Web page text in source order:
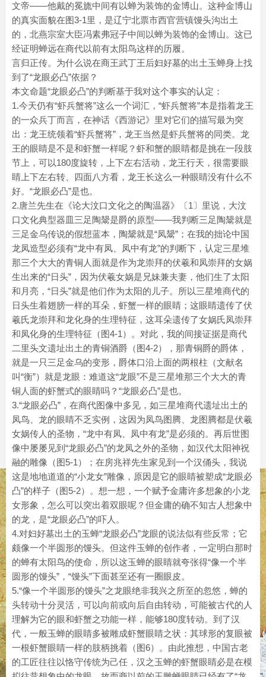
文帝——他戴的冕旒中间有以蝉为装饰的金博山。这种金博山
的真实面貌在图3-1里，是辽宁北票市西官营镇馒头沟出土
的，北燕宗室大臣冯素弗冠子中间以蝉为装饰的金博山。这已
经证明蝉远在商代以前有太阳鸟这样的历履。
言归正传。为什么说在商王武丁王后妇好墓的出土玉蝉身上找
到了“龙眼必凸”依据？
本文命题“龙眼必凸”的判断基于我对这个事实的认定：
1.今天仍有“虾兵蟹将”这么一个词汇，“虾兵蟹将”本是指着龙王
的一众兵丁而言，在神话《西游记》里对它们的描写最为突
出：龙王统领着“虾兵蟹将”，龙王当然是虾兵蟹将的同类。龙
王的眼睛是不是和虾蟹一样呢？虾和蟹的眼睛都是挑在一段肢
节上，可以180度旋转，上下左右活动，龙王行天，很需要眼
睛上下左右转、四面八方看，龙王长这么一种眼睛没有什么不
好。“龙眼必凸”是也。
2.唐兰先生在《论大汶口文化之的陶温器》〔1〕里说，大汶
口文化典型器皿三足陶鬶是爵的原型——我判断三足陶鬶就是
三足金乌传说的假想蓝本，陶鬶就是“凤鬶”；在我的拙论中国
龙凤造型必须有“龙中有凤、凤中有龙”的判断下，认定三星堆
那三个大大的青铜人面就是作为龙崇拜的伏羲和凤崇拜的女娲
生出来的“日头”，因为伏羲女娲是兄妹兼夫妻，他们生了太阳
和月亮，“日头”就是他们作为太阳的儿子。所以三星堆商代的
日头生着翅膀一样的耳朵，虾蟹一样的眼睛；这眼睛遗传了伏
羲氏龙崇拜和龙化身的生理特征，这耳朵遗传了女娲氏凤崇拜
和凤化身的生理特征（图4-1）。对此，我的间接证据是商代
二里头文遗址出土的青铜酒爵（图4-2），那青铜爵的爵体，
就是一只三足金乌的变形，爵体口沿上面的两根柱（文献名
叫“衡”）就是龙眼：难道这“龙眼”不是三星堆那三个大大的青
铜人面的虾蟹式的眼睛吗？“龙眼必凸”是也。
3.“龙眼必凸”，在商代图像中多见，如三星堆商代遗址出土的
凤鸟、龙的眼睛不乏实例，这因为凤鸟图腾、龙图腾都是伏羲
女娲传人的圣物，“龙中有凤、凤中有龙”是必须的。再后世图
像中屡屡见到“龙眼必凸”的龙凤之外的圣物，如汉代太阳神祝
融的雕像（图5-1）；在房兆祥先生家见到一个汉俑头，我说
这是地地道道的“小龙女”雕像，原因是它的眼睛被塑成“龙眼必
凸”的样子（图5-2）。想一想，一个赋予金庸许多想象的小龙
女形象，怎么可以突出着双眼呢？但金庸的确不知古人想象中
的龙，是“龙眼必凸”的吓人。
4.对妇好墓出土的玉蝉“龙眼必凸”龙眼的说法似有些反常；它
颇像一个半圆形的馒头。但这件玉蝉的创作者，一定明白那时
的蝉有太阳鸟的使命，所以这玉蝉的眼睛就夸张得“像一个半
圆形的馒头”，“馒头”下面甚至还有一圈眼皮。
5.“像一个半圆形的馒头”之龙眼绝非我兴之所至的忽悠，蝉的
头转动十分灵活，可以向前或向后自由转动，可能被古代的人
理解为它的眼和虾蟹之功能一样，能够180度转动。到了汉
代，一般玉蝉的眼睛多被雕成虾蟹眼睛之状：其球形的复眼被
一根虾蟹眼睛一样的肢柄挑着（图6）。由此推想，中国古老
的工匠往往以恪守传统为己任，汉之玉蝉的虾蟹眼睛必是在模